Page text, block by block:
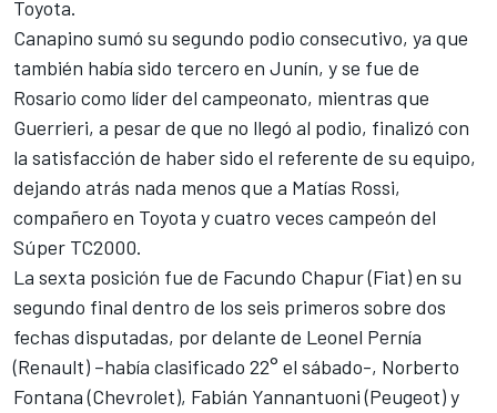
Toyota.
Canapino sumó su segundo podio consecutivo, ya que
también había sido tercero en Junín, y se fue de
Rosario como líder del campeonato, mientras que
Guerrieri, a pesar de que no llegó al podio, finalizó con
la satisfacción de haber sido el referente de su equipo,
dejando atrás nada menos que a Matías Rossi,
compañero en Toyota y cuatro veces campeón del
Súper TC2000.
La sexta posición fue de Facundo Chapur (Fiat) en su
segundo final dentro de los seis primeros sobre dos
fechas disputadas, por delante de Leonel Pernía
(Renault) –había clasificado 22° el sábado-, Norberto
Fontana (Chevrolet), Fabián Yannantuoni (Peugeot) y